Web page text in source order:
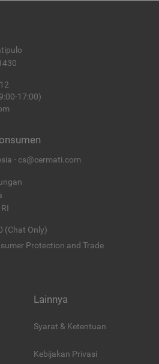
17:00)
- cs@cermati.com
(Chat Only)
Protection and Trade
Lainnya
Syarat & Ketentuan
Kebijakan Privasi